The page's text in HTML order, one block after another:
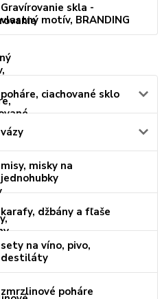
Gravírovanie skla -
vlastný motív, BRANDING
poháre, ciachované sklo
vázy
misy, misky na
jednohubky
karafy, džbány a fľaše
sety na víno, pivo,
destiláty
zmrzlinové poháre